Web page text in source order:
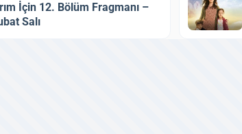
İçin 12. Bölüm Fragmanı –
Salı